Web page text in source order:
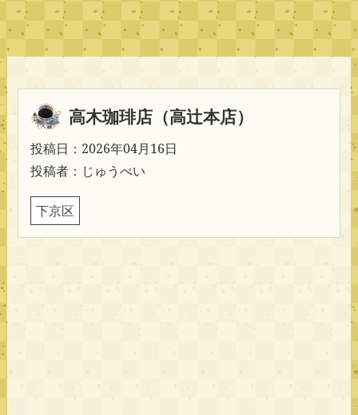
高木珈琲店（高辻本店）
投稿日：2026年04月16日
投稿者：じゅうべい
下京区